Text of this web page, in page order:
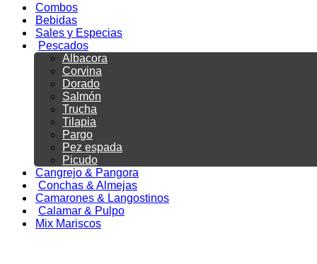
Combos
Bebidas
Sales y Especias
Pescados
Albacora
Corvina
Dorado
Salmón
Trucha
Tilapia
Pargo
Pez espada
Picudo
Cangrejo & Pangora
Conchas & Almejas
Camarones & Langostinos
Calamar & Pulpo
Mix Mariscos